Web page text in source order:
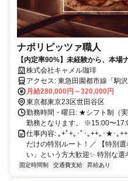
ナポリピッツァ職人
【内定率90%】未経験から、本場
転勤なし✨️ピッツァづくりを1から
流の技術を学べる⭐️
株式会社キャメル珈琲
アクセス: 東急⽥園都市線
月給280,000円～320,000円
東京都東京23区世田谷区
勤務時間・曜日: ★シフト制（
勤務となります。 ※15:00〜
仕事内容: ｡+ﾟ+｡･ﾟ･｡++｡･★･｡
だけの特別ルート！／ 【特別
い」という方大歓迎✨️ 特別な選
固定時間制 交通費支給 昇給あり